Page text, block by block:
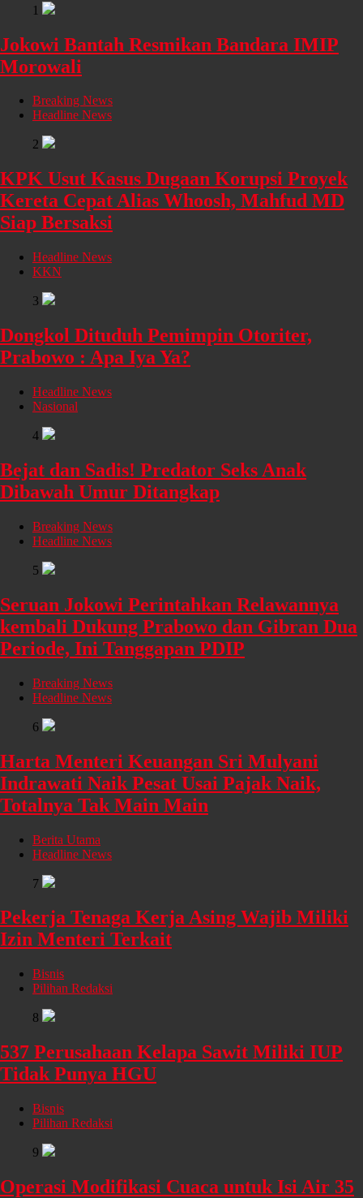
1
Jokowi Bantah Resmikan Bandara IMIP
Morowali
Breaking News
Headline News
2
KPK Usut Kasus Dugaan Korupsi Proyek
Kereta Cepat Alias Whoosh, Mahfud MD
Siap Bersaksi
Headline News
KKN
3
Dongkol Dituduh Pemimpin Otoriter,
Prabowo : Apa Iya Ya?
Headline News
Nasional
4
Bejat dan Sadis! Predator Seks Anak
Dibawah Umur Ditangkap
Breaking News
Headline News
5
Seruan Jokowi Perintahkan Relawannya
kembali Dukung Prabowo dan Gibran Dua
Periode, Ini Tanggapan PDIP
Breaking News
Headline News
6
Harta Menteri Keuangan Sri Mulyani
Indrawati Naik Pesat Usai Pajak Naik,
Totalnya Tak Main Main
Berita Utama
Headline News
7
Pekerja Tenaga Kerja Asing Wajib Miliki
Izin Menteri Terkait
Bisnis
Pilihan Redaksi
8
537 Perusahaan Kelapa Sawit Miliki IUP
Tidak Punya HGU
Bisnis
Pilihan Redaksi
9
Operasi Modifikasi Cuaca untuk Isi Air 35